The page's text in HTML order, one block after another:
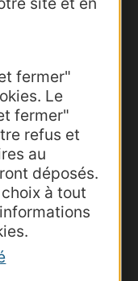
fermer"
Le
fermer"
refus et
au
déposés.
à tout
la lettre
et
région